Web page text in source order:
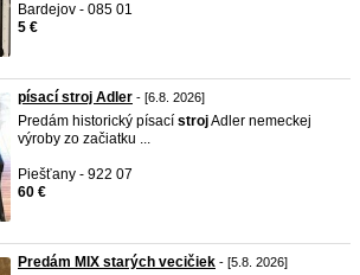
Bardejov - 085 01
5 €
písací stroj Adler - [6.8. 2026]
Predám historický písací strojAdler nemeckej
výroby zo začiatku ...
Piešťany - 922 07
60 €
Predám MIX starých vecičiek - [5.8. 2026]